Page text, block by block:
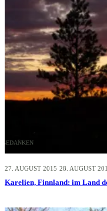
GEDANKEN
27. AUGUST 2015 28. AUGUST
Karelien, Finnland: im Land